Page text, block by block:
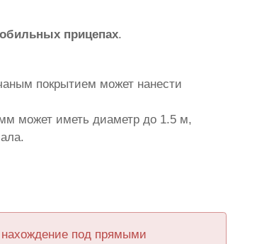
прицепах.
покрытием может нанести
может иметь диаметр до 1.5 м,
нахождение под прямыми